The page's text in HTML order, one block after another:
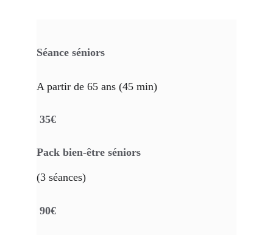
Séance séniors
A partir de 65 ans (45 min)
35€
Pack bien-être séniors
(3 séances)
90€